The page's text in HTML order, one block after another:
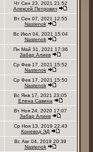
Чт Сен 23, 2021 21:52
Алексей Петрович
Вт Сен 07, 2021 12:55
Nastenok
Вс Июл 04, 2021 15:04
Nastenok
Пн Май 31, 2021 17:36
Забар Алиев
Ср Фев 17, 2021 15:52
Nastenok
Ср Фев 17, 2021 15:50
Nastenok
Вс Янв 17, 2021 23:05
Елена Савина
Вт Ноя 24, 2020 17:07
Забар Алиев
Ср Ноя 13, 2019 22:43
Коневод ЭД
Вс Авг 04, 2019 20:39
Nastenok